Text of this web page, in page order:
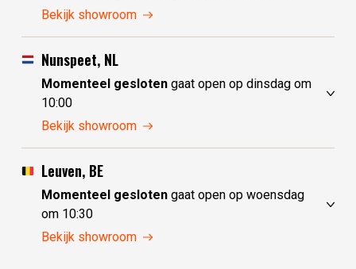
zondag
maandag
10:00 - 17:30
dinsdag
woensdag
gesloten
donderdag
10:00 - 17:30
vrijdag
Bekijk showroom
Nunspeet, NL
Momenteel geslotengaat open op dinsdag om
10:00
zondag
maandag
gesloten
dinsdag
woensdag
10:00 - 17:30
donderdag
10:00 - 17:30
vrijdag
Bekijk showroom
Leuven, BE
Momenteel geslotengaat open op woensdag
om 10:30
zondag
Bekijk showroom